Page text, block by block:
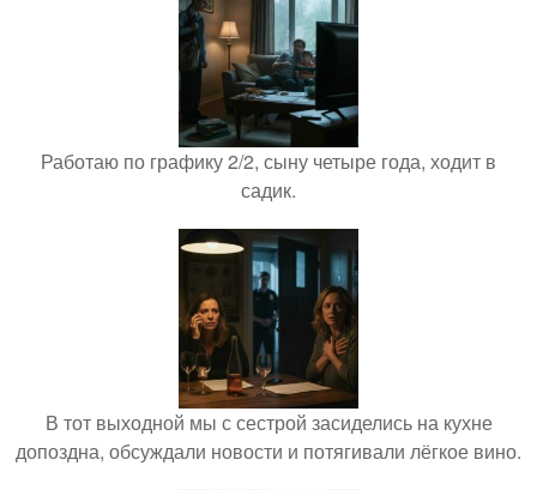
Работаю по графику 2/2, сыну четыре года, ходит в
садик.
В тот выходной мы с сестрой засиделись на кухне
допоздна, обсуждали новости и потягивали лёгкое вино.